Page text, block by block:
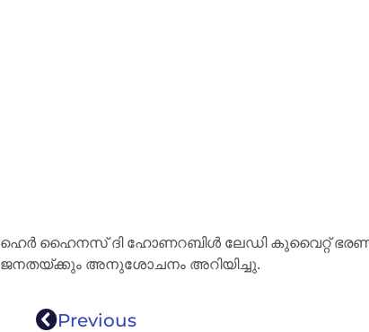
ഹെർ ഹൈനസ് ദി ഹോണറബിൾ ലേഡി കുവൈറ്റ്
ജനതയ്ക്കും അനുശോചനം അറിയിച്ചു.
Previous